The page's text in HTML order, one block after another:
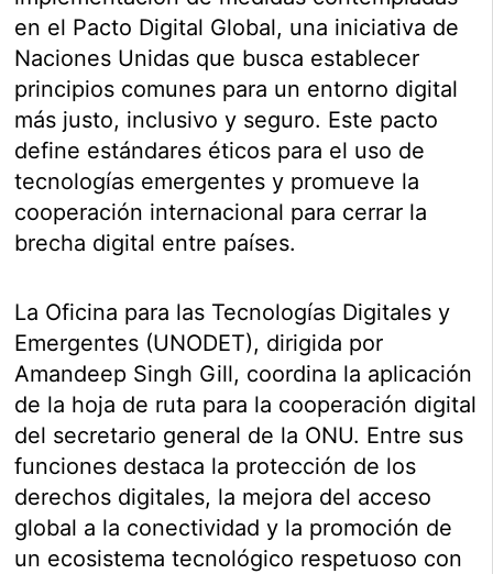
en el Pacto Digital Global, una iniciativa de
Naciones Unidas que busca establecer
principios comunes para un entorno digital
más justo, inclusivo y seguro. Este pacto
define estándares éticos para el uso de
tecnologías emergentes y promueve la
cooperación internacional para cerrar la
brecha digital entre países.
La Oficina para las Tecnologías Digitales y
Emergentes (UNODET), dirigida por
Amandeep Singh Gill, coordina la aplicación
de la hoja de ruta para la cooperación digital
del secretario general de la ONU. Entre sus
funciones destaca la protección de los
derechos digitales, la mejora del acceso
global a la conectividad y la promoción de
un ecosistema tecnológico respetuoso con